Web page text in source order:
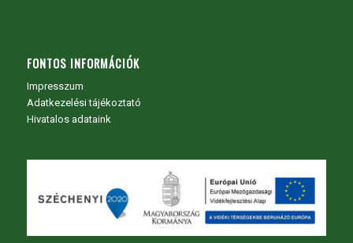
FONTOS INFORMÁCIÓK
Impresszum
Adatkezelési tájékoztató
Hivatalos adataink